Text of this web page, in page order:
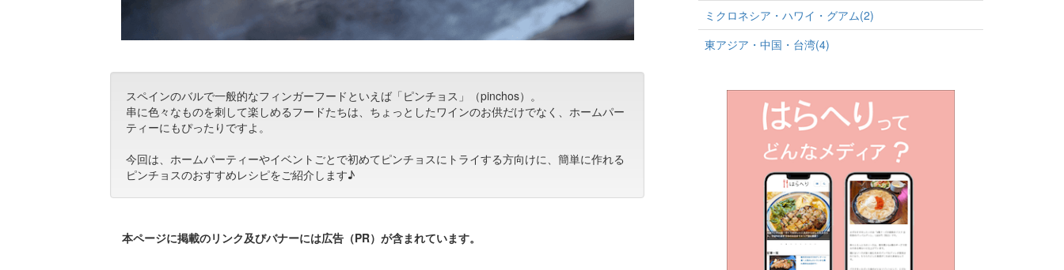
スペインのバルで一般的なフィンガーフードといえば「ピンチョス」（pinchos）。
串に色々なものを刺して楽しめるフードたちは、ちょっとしたワインのお供だけでなく、ホームパー
ティーにもぴったりですよ。
今回は、ホームパーティーやイベントごとで初めてピンチョスにトライする方向けに、簡単に作れる
ピンチョスのおすすめレシピをご紹介します♪
本ページに掲載のリンク及びバナーには広告（PR）が含まれています。
ミクロネシア・ハワイ・グアム(2)
東アジア・中国・台湾(4)